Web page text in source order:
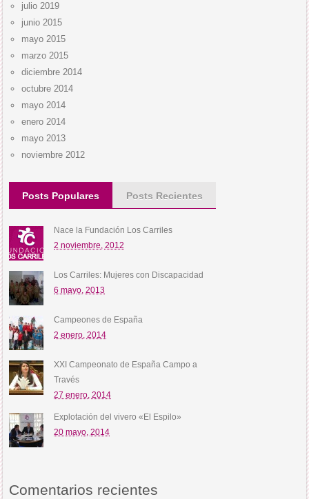
julio 2019
junio 2015
mayo 2015
marzo 2015
diciembre 2014
octubre 2014
mayo 2014
enero 2014
mayo 2013
noviembre 2012
Posts Populares Posts Recientes
Nace la Fundación Los Carriles
2 noviembre, 2012
Los Carriles: Mujeres con Discapacidad
6 mayo, 2013
Campeones de España
2 enero, 2014
XXI Campeonato de España Campo a
Través
27 enero, 2014
Explotación del vivero «El Espilo»
20 mayo, 2014
Comentarios recientes